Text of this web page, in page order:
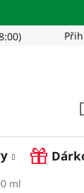
Pro
ml